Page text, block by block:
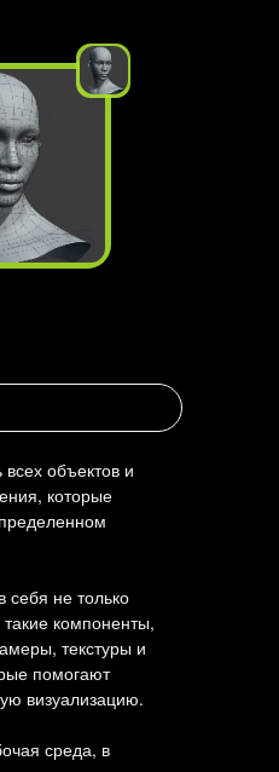
всех объектов и
которые
себя не только
компоненты,
текстуры и
помогают
визуализацию.
среда, в